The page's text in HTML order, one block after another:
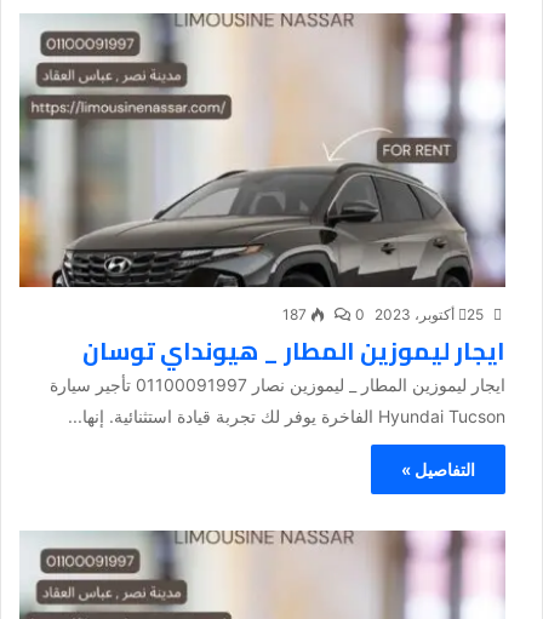
25 أكتوبر، 2023 0
187
ايجار ليموزين المطار _ هيونداي توسان
ايجار ليموزين المطار _ ليموزين نصار 01100091997 تأجير سيارة
Hyundai Tucson الفاخرة يوفر لك تجربة قيادة استثنائية. إنها...
التفاصيل »